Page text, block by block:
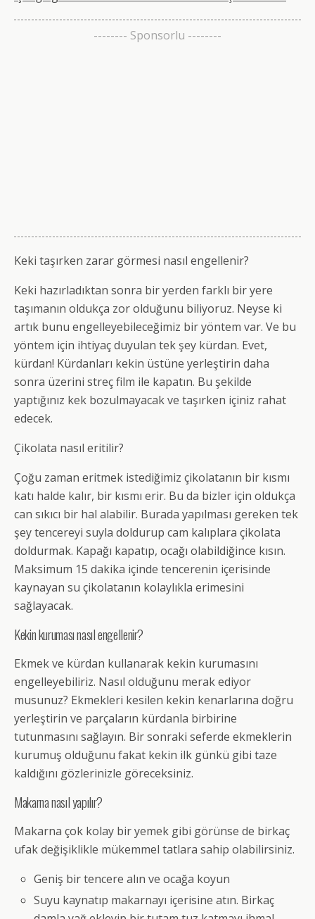
-------- Sponsorlu --------
Keki taşırken zarar görmesi nasıl engellenir?
Keki hazırladıktan sonra bir yerden farklı bir yere
taşımanın oldukça zor olduğunu biliyoruz. Neyse ki
artık bunu engelleyebileceğimiz bir yöntem var. Ve bu
yöntem için ihtiyaç duyulan tek şey kürdan. Evet,
kürdan! Kürdanları kekin üstüne yerleştirin daha
sonra üzerini streç film ile kapatın. Bu şekilde
yaptığınız kek bozulmayacak ve taşırken içiniz rahat
edecek.
Çikolata nasıl eritilir?
Çoğu zaman eritmek istediğimiz çikolatanın bir kısmı
katı halde kalır, bir kısmı erir. Bu da bizler için oldukça
can sıkıcı bir hal alabilir. Burada yapılması gereken tek
şey tencereyi suyla doldurup cam kalıplara çikolata
doldurmak. Kapağı kapatıp, ocağı olabildiğince kısın.
Maksimum 15 dakika içinde tencerenin içerisinde
kaynayan su çikolatanın kolaylıkla erimesini
sağlayacak.
Kekin kuruması nasıl engellenir?
Ekmek ve kürdan kullanarak kekin kurumasını
engelleyebiliriz. Nasıl olduğunu merak ediyor
musunuz? Ekmekleri kesilen kekin kenarlarına doğru
yerleştirin ve parçaların kürdanla birbirine
tutunmasını sağlayın. Bir sonraki seferde ekmeklerin
kurumuş olduğunu fakat kekin ilk günkü gibi taze
kaldığını gözlerinizle göreceksiniz.
Makarna nasıl yapılır?
Makarna çok kolay bir yemek gibi görünse de birkaç
ufak değişiklikle mükemmel tatlara sahip olabilirsiniz.
Geniş bir tencere alın ve ocağa koyun
Suyu kaynatıp makarnayı içerisine atın. Birkaç